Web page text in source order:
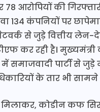
78 आरोपियों की
134 कंपनियों पर
से जुड़े वित्तीय लेन-
कर रही है। मुख्यमंत्री
समाजवादी पार्टी से
के तार भी
कोडीन कफ